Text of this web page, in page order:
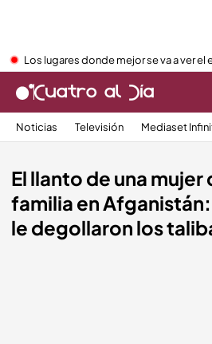
Los lugares donde mejor se va a ver el
Noticias Televisión Mediaset
El llanto de una mujer
familia en
le degollaron los